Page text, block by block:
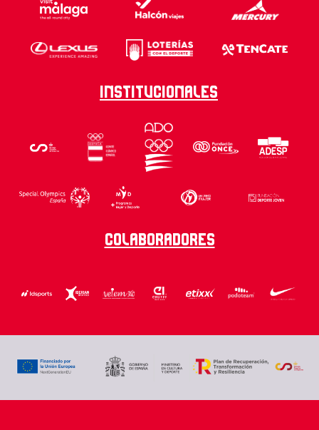
Institucionales
Colaboradores